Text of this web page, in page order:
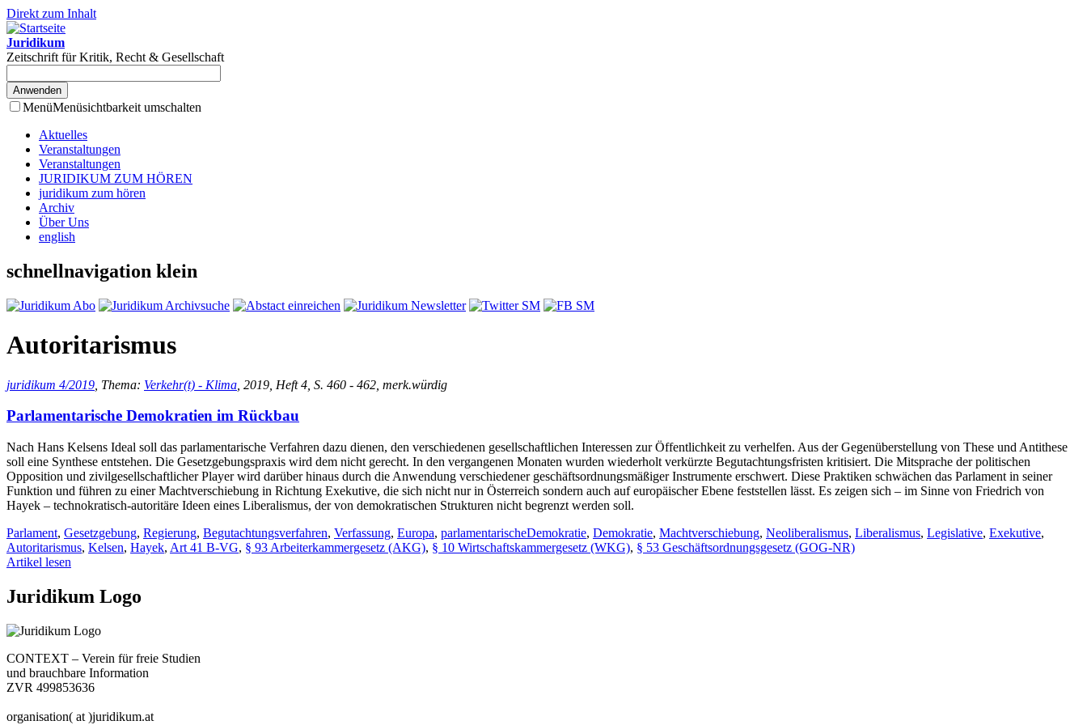
Direkt zum Inhalt
Juridikum
Zeitschrift für Kritik, Recht & Gesellschaft
MenüMenüsichtbarkeit umschalten
Aktuelles
Veranstaltungen
Veranstaltungen
JURIDIKUM ZUM HÖREN
juridikum zum hören
Archiv
Über Uns
english
schnellnavigation klein
Autoritarismus
juridikum 4/2019 , Thema: Verkehr(t) - Klima , 2019, Heft 4, S. 460 - 462, merk.würdig
Parlamentarische Demokratien im Rückbau
Nach Hans Kelsens Ideal soll das parlamentarische Verfahren dazu dienen, den verschiedenen gesellschaftlichen Interessen zur Öffentlichkeit zu verhelfen. Aus der Gegenüberstellung von These und Antithese
soll eine Synthese entstehen. Die Gesetzgebungspraxis wird dem nicht gerecht. In den vergangenen Monaten wurden wiederholt verkürzte Begutachtungsfristen kritisiert. Die Mitsprache der politischen
Opposition und zivilgesellschaftlicher Player wird darüber hinaus durch die Anwendung verschiedener geschäftsordnungsmäßiger Instrumente erschwert. Diese Praktiken schwächen das Parlament in seiner
Funktion und führen zu einer Machtverschiebung in Richtung Exekutive, die sich nicht nur in Österreich sondern auch auf europäischer Ebene feststellen lässt. Es zeigen sich – im Sinne von Friedrich von
Hayek – technokratisch-autoritäre Ideen eines Liberalismus, der von demokratischen Strukturen nicht begrenzt werden soll.
Parlament, Gesetzgebung, Regierung, Begutachtungsverfahren, Verfassung, Europa, parlamentarischeDemokratie, Demokratie, Machtverschiebung, Neoliberalismus, Liberalismus, Legislative, Exekutive,
Autoritarismus, Kelsen, Hayek, Art 41 B-VG, § 93 Arbeiterkammergesetz (AKG), § 10 Wirtschaftskammergesetz (WKG), § 53 Geschäftsordnungsgesetz (GOG-NR)
Artikel lesen
Juridikum Logo
CONTEXT – Verein für freie Studien
und brauchbare Information
ZVR 499853636
organisation( at )juridikum.at